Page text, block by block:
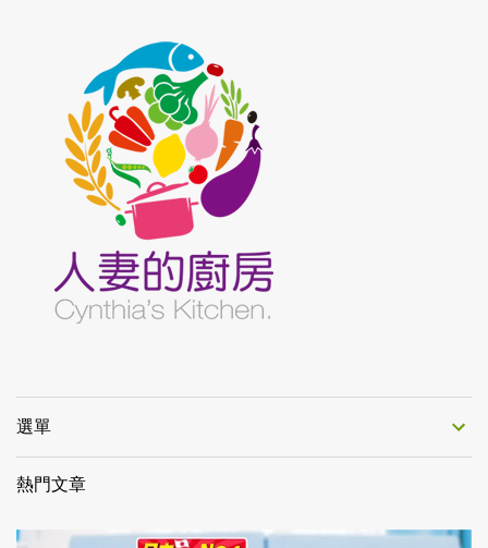
選單
熱門文章